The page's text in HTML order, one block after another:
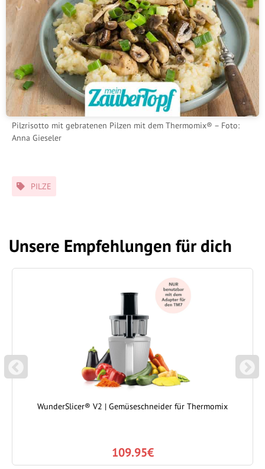
Pilzrisotto mit gebratenen Pilzen mit dem Thermomix® – Foto:
Anna Gieseler
Schlagwörter
PILZE
Unsere Empfehlungen für dich
P
REVIOUS
WunderSlicer® V2 | Gemüseschneider für Thermomix
109.95€
N
EXT